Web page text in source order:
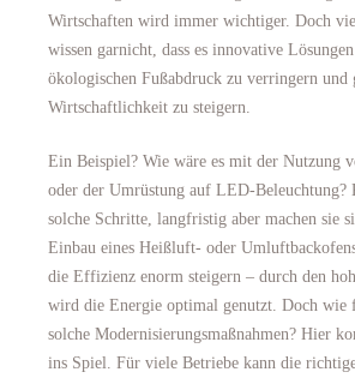
Wirtschaften wird immer wichtiger. Doch
wissen garnicht, dass es innovative
ökologischen Fußabdruck zu verringern und
Wirtschaftlichkeit zu steigern.
Ein Beispiel? Wie wäre es mit der Nutzung
oder der Umrüstung auf LED-Beleuchtung?
solche Schritte, langfristig aber machen sie
Einbau eines Heißluft- oder
die Effizienz enorm steigern – durch den
wird die Energie optimal genutzt. Doch wie
solche Modernisierungsmaßnahmen? Hier
ins Spiel. Für viele Betriebe kann die